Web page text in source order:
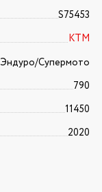
S75453
KTM
Эндуро/Супермото
790
11450
2020